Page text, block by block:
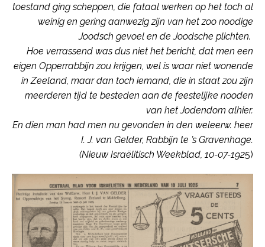
toestand ging scheppen, die fataal werken op het toch al
weinig en gering aanwezig zijn van het zoo noodige
Joodsch gevoel en de Joodsche plichten.
Hoe verrassend was dus niet het bericht, dat men een
eigen Opperrabbijn zou krijgen, wel is waar niet wonende
in Zeeland, maar dan toch iemand, die in staat zou zijn
meerderen tijd te besteden aan de feestelijke nooden
van het Jodendom alhier.
En dien man had men nu gevonden in den weleerw. heer
I. J. van Gelder, Rabbijn te ’s Gravenhage.
(Nieuw Israëlitisch Weekblad, 10-07-1925)